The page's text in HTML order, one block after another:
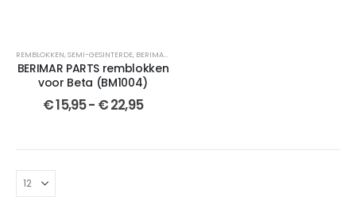
REMBLOKKEN,SEMI-GESINTERDE, BERIMAR PARTS
BERIMAR PARTS remblokken
voor Beta (BM1004)
€15,95- €22,95